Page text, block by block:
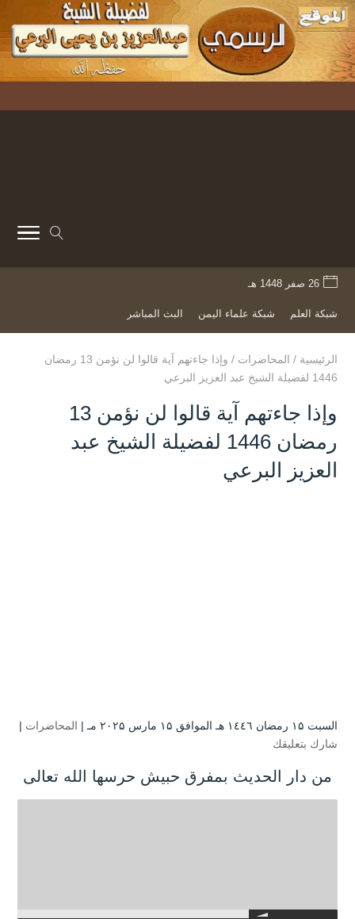
26 صفر 1448 هـ
شبكة العلم شبكة علماء اليمن البث المباشر
الرئيسية / المحاضرات /
وإذا جاءتهم آية قالوا لن نؤمن 13 رمضان
1446 لفضيلة الشيخ عبد العزيز البرعي
وإذا جاءتهم آية قالوا لن نؤمن 13
رمضان 1446 لفضيلة الشيخ عبد
العزيز البرعي
السبت ۱۵ رمضان ۱٤٤٦ هـ الموافق ۱۵ مارس ۲۰۲۵ مـ | المحاضرات |
شارك بتعليقك
من دار الحديث بمفرق حبيش حرسها الله تعالى